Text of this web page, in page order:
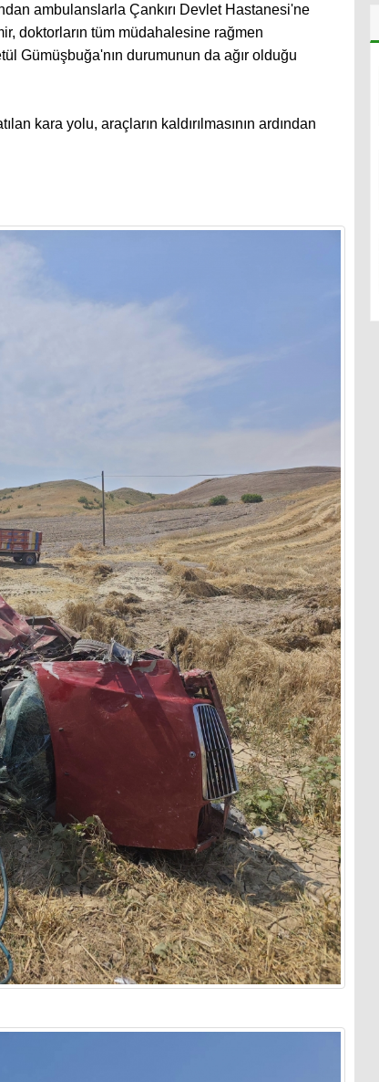
ambulanslarla Çankırı Devlet Hastanesi'ne
doktorların tüm müdahalesine rağmen
Gümüşbuğa'nın durumunun da ağır olduğu
kara yolu, araçların kaldırılmasının ardından